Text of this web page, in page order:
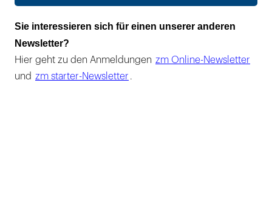
Sie interessieren sich für einen unserer anderen
Newsletter?
Hier geht zu den Anmeldungen zm Online-Newsletter
und zm starter-Newsletter .